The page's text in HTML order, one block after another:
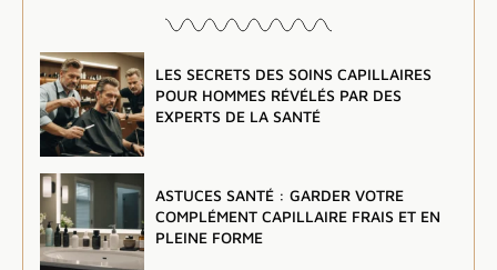
LES SECRETS DES SOINS CAPILLAIRES
POUR HOMMES RÉVÉLÉS PAR DES
EXPERTS DE LA SANTÉ
ASTUCES SANTÉ : GARDER VOTRE
COMPLÉMENT CAPILLAIRE FRAIS ET EN
PLEINE FORME